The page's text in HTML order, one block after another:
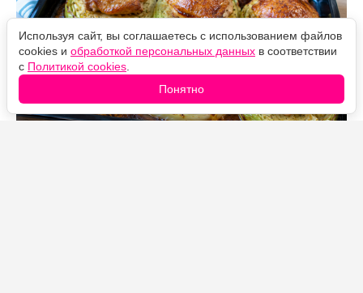
Используя сайт, вы соглашаетесь с использованием файлов
cookies и обработкой персональных данных в соответствии
с Политикой cookies
Понятно